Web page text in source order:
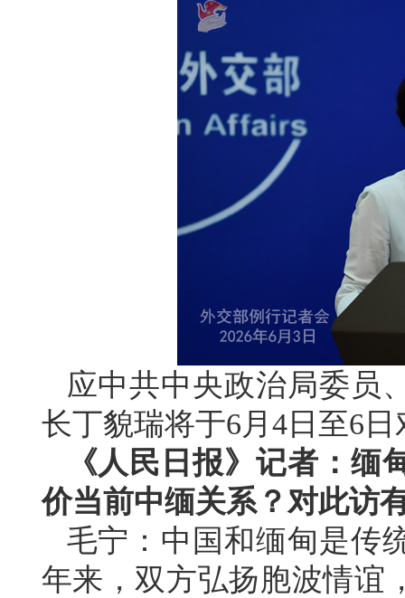
应中共中央政治局委员
长丁貌瑞将于6月4日至6
《人民日报》记者：
价当前中缅关系？对此访
毛宁：中国和缅甸是传
年来，双方弘扬胞波情谊